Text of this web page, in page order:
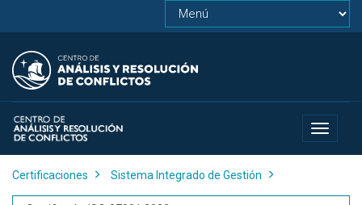
Toggle
Certificaciones Sistema Integrado de Gestión